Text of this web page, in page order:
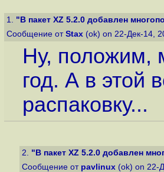
1. "В пакет XZ 5.2.0 добавлен
Сообщение от Stax (ok) on 22-Дек-14,
Ну, положим,
год. А в этой
распаковку...
2. "В пакет XZ 5.2.0 добавлен
Сообщение от pavlinux (ok) on 22-